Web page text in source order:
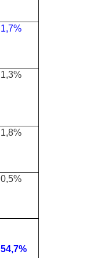
1,7%
1,3%
1,8%
0,5%
54,7%